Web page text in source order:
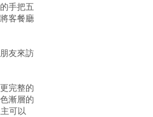
手把五
客餐廳
友來訪
完整的
漸層的
可以